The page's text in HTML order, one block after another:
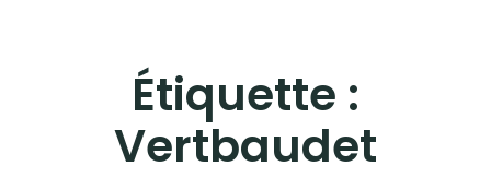
Étiquette :
Vertbaudet